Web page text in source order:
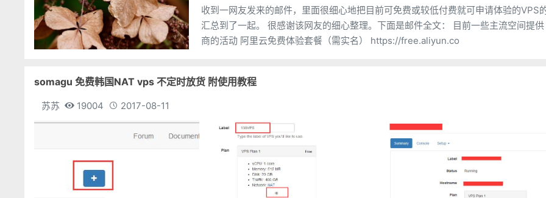
收到一网友发来的邮件，里面很细心地把目前可免费或较低付费就可申请体验的VPS
汇总到了一起。 很感谢该网友的细心整理。下面是邮件全文： 目前一些主流空间提供
商的活动 阿里云免费体验套餐（需实名） https://free.aliyun.co
somagu 免费韩国NAT vps 不定时放货 附使用教程
苏苏 19004 2017-08-11